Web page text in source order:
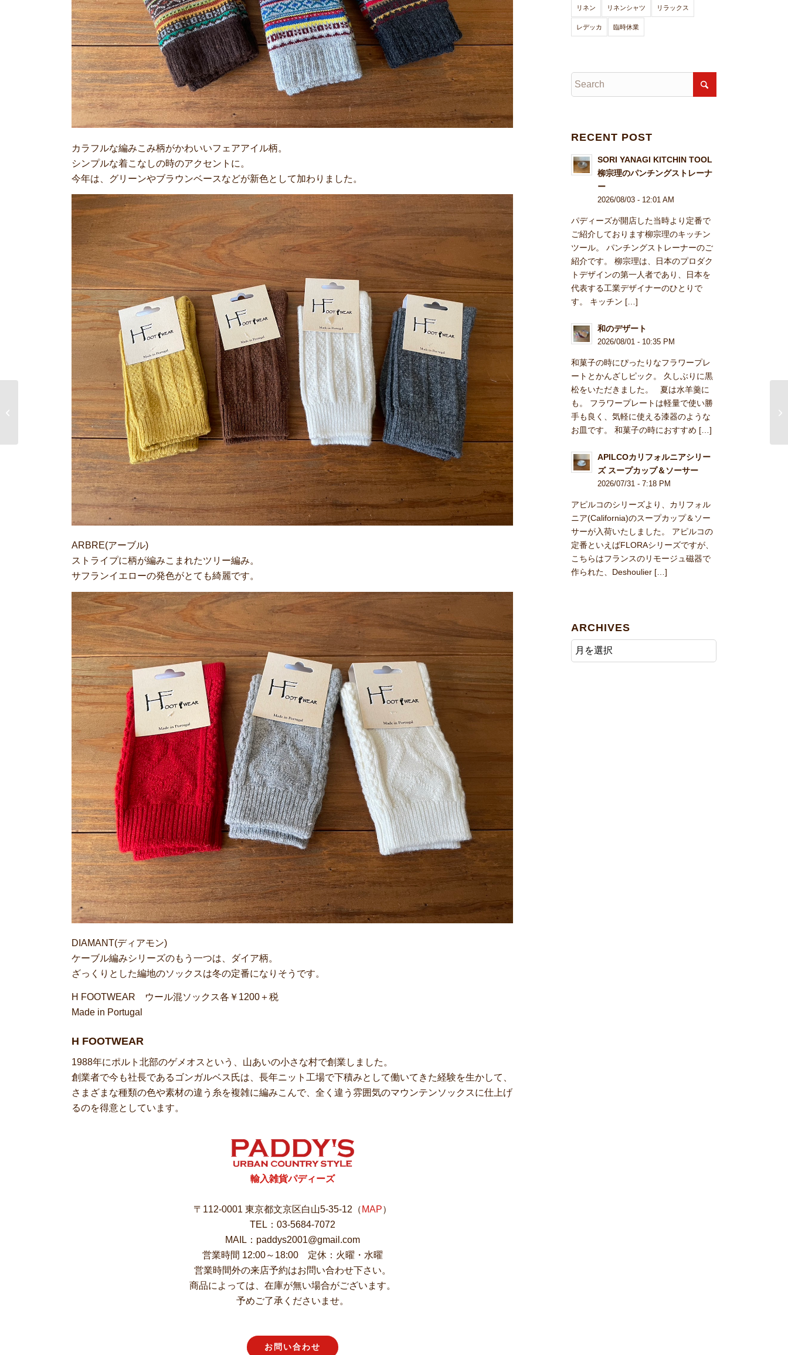
カラフルな編みこみ柄がかわいいフェアアイル柄。
シンプルな着こなしの時のアクセントに。
今年は、グリーンやブラウンベースなどが新色として加わりました。
ARBRE(アーブル)
ストライプに柄が編みこまれたツリー編み。
サフランイエローの発色がとても綺麗です。
DIAMANT(ディアモン)
ケーブル編みシリーズのもう一つは、ダイア柄。
ざっくりとした編地のソックスは冬の定番になりそうです。
H FOOTWEAR ウール混ソックス各￥1200＋税
Made in Portugal
H FOOTWEAR
1988年にポルト北部のゲメオスという、山あいの小さな村で創業しました。
創業者で今も社長であるゴンガルベス氏は、長年ニット工場で下積みとして働いてきた経験を生かして、
さまざまな種類の色や素材の違う糸を複雑に編みこんで、全く違う雰囲気のマウンテンソックスに仕上げ
るのを得意としています。
輸入雑貨パディーズ
〒112-0001 東京都文京区白山5-35-12（ MAP）
TEL：03-5684-7072
MAIL：paddys2001@gmail.com
営業時間 12:00～18:00 定休：火曜・水曜
営業時間外の来店予約はお問い合わせ下さい。
商品によっては、在庫が無い場合がございます。
予めご了承くださいませ。
お問い合わせ
リネン リネンシャツ リラックス
レデッカ 臨時休業
RECENT POST
SORI YANAGI KITCHIN TOOL
柳宗理のパンチングストレーナ
ー
2026/08/03 - 12:01 AM
パディーズが開店した当時より定番で
ご紹介しております柳宗理のキッチン
ツール。 パンチングストレーナーのご
紹介です。 柳宗理は、日本のプロダク
トデザインの第一人者であり、日本を
代表する工業デザイナーのひとりで
す。 キッチン […]
和のデザート
2026/08/01 - 10:35 PM
和菓子の時にぴったりなフラワープレ
ートとかんざしピック。 久しぶりに黒
松をいただきました。 夏は水羊羹に
も。 フラワープレートは軽量で使い勝
手も良く、気軽に使える漆器のような
お皿です。 和菓子の時におすすめ […]
APILCOカリフォルニアシリー
ズ スープカップ＆ソーサー
2026/07/31 - 7:18 PM
アピルコのシリーズより、カリフォル
ニア(California)のスープカップ＆ソー
サーが入荷いたしました。 アピルコの
定番といえばFLORAシリーズですが、
こちらはフランスのリモージュ磁器で
作られた、Deshoulier […]
ARCHIVES
BABY GIFT おすすめベ